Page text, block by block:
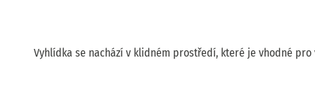
Vyhlídka se nachází v klidném prostředí, které je vhodné